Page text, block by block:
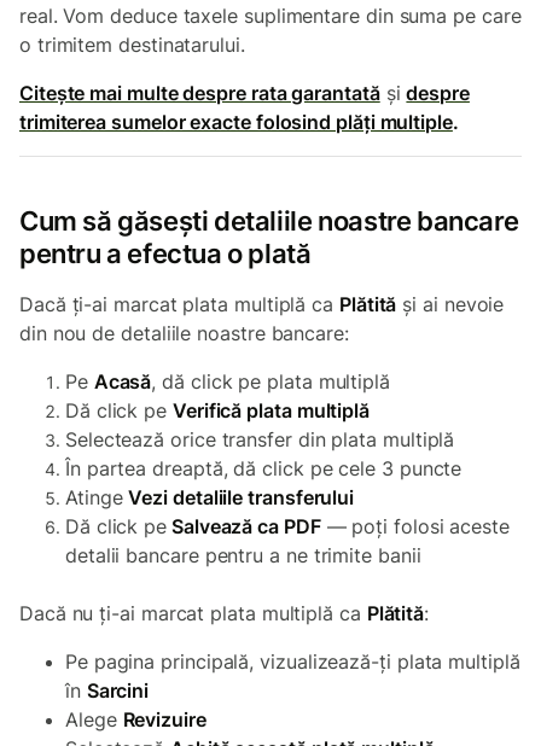
real. Vom deduce taxele suplimentare din suma pe care
o trimitem destinatarului.
Citește mai multe despre rata garantatășidespre
trimiterea sumelor exacte folosind plăți multiple.
Cum să găsești detaliile noastre bancare
pentru a efectua o plată
Dacă ți-ai marcat plata multiplă ca Plătită și ai nevoie
din nou de detaliile noastre bancare:
Pe Acasă, dă click pe plata multiplă
Dă click pe Verifică plata multiplă
Selectează orice transfer din plata multiplă
În partea dreaptă, dă click pe cele 3 puncte
AtingeVezi detaliile transferului
Dă click pe Salvează ca PDF— poți folosi aceste
detalii bancare pentru a ne trimite banii
Dacă nu ți-ai marcat plata multiplă ca Plătită:
Pe pagina principală, vizualizează-ți plata multiplă
în Sarcini
Alege Revizuire